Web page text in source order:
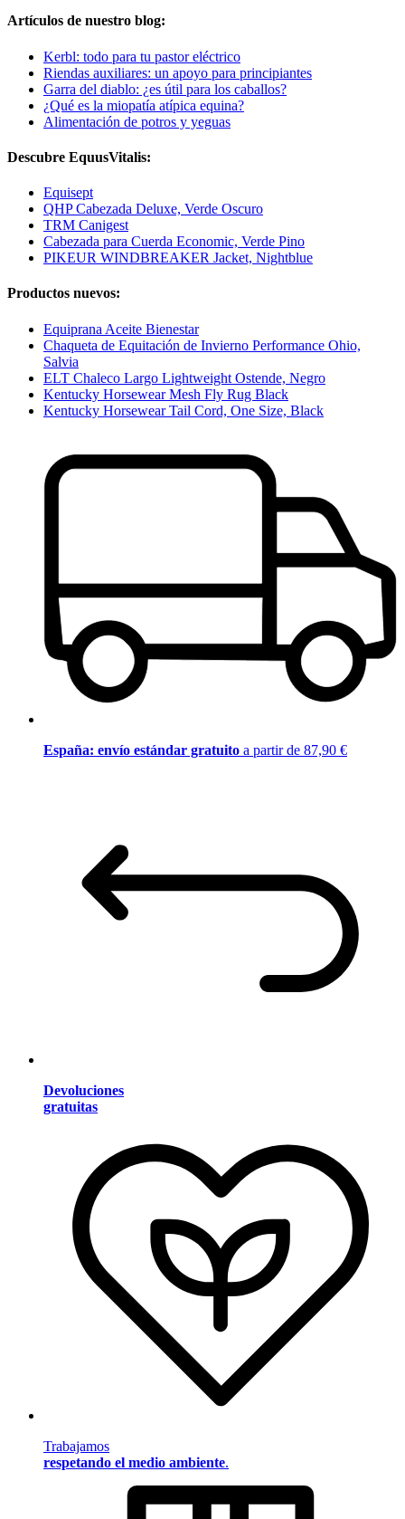
Artículos de nuestro blog:
Kerbl: todo para tu pastor eléctrico
Riendas auxiliares: un apoyo para principiantes
Garra del diablo: ¿es útil para los caballos?
¿Qué es la miopatía atípica equina?
Alimentación de potros y yeguas
Descubre EquusVitalis:
Equisept
QHP Cabezada Deluxe, Verde Oscuro
TRM Canigest
Cabezada para Cuerda Economic, Verde Pino
PIKEUR WINDBREAKER Jacket, Nightblue
Productos nuevos:
Equiprana Aceite Bienestar
Chaqueta de Equitación de Invierno Performance Ohio,
Salvia
ELT Chaleco Largo Lightweight Ostende, Negro
Kentucky Horsewear Mesh Fly Rug Black
Kentucky Horsewear Tail Cord, One Size, Black
España: envío estándar gratuito a partir de 87,90 €
Devoluciones
gratuitas
Trabajamos
respetando el medio ambiente.